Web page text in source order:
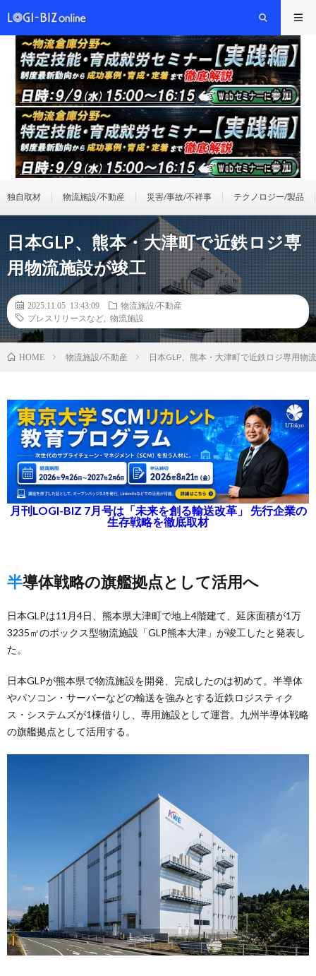
独自取材 物流施設/不動産 災害/事故/不祥事 テクノロジー/製品
日本GLP、熊本・大津町で近鉄ロジ専
用物流施設が竣工
2025.11.05 13:43:09
物流施設/不動産
プレスリリースなど
物流施設
HOME 物流施設/不動産 日本GLP、熊本・大津町で近鉄ロジ専用物
月刊LOGI-BIZ 7月号は「未来を創る輸送改革」 先行企業の
生存戦略を徹底取材
半導体戦略の旗艦拠点として活用へ
日本GLPは11月4日、熊本県大津町で地上4階建て、延床面積が1万
3235㎡のボックス型物流施設「GLP熊本大津」が竣工したと発表し
た。
日本GLPが熊本県で物流施設を開発、完成したのは初めて。半導体
やパソコン・サーバーなどの輸送を強みとする近鉄ロジスティク
ス・システムズが1棟借りし、専用施設として運営。九州半導体戦略
の旗艦拠点として活用する。